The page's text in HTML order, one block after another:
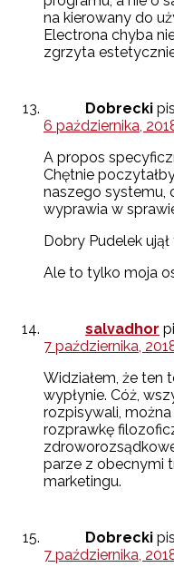
na kierowany do
Electrona chyba
zgrzyta
Dobrecki
6 października,
A propos
Chętnie
naszego systemu,
wyprawia w
Dobry Pudelek
Ale to tylko moja
salvadhor
7 października,
Widziałem, że ten
wypłynie. Cóż,
rozpisywali,
rozprawkę
parze z obecnymi
marketingu.
Dobrecki
7 października,